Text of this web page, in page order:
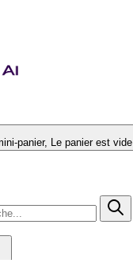
Basculer le mini-panier, Le panier est vide